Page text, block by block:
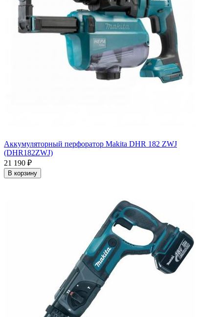
Аккумуляторный перфоратор Makita DHR 182 ZWJ
(DHR182ZWJ)
21 190 ₽
В корзину